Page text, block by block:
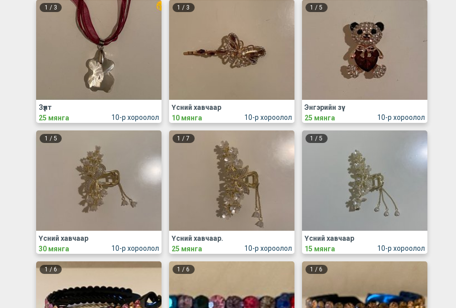
1 / 3
10-р хороолол
Зүүлт
25 мянга
1 / 3
10-р хороолол
Үсний хавчаар
10 мянга
1 /5
10-р хороолол
Энгэрийн зүү
25 мянга
1 / 5
10-р хороолол
Үсний хавчаар
30 мянга
1 /7
10-р хороолол
Үсний хавчаар.
25 мянга
1 /5
10-р хороолол
Үсний хавчаар
15 мянга
1 / 6 1 /6 1 /6